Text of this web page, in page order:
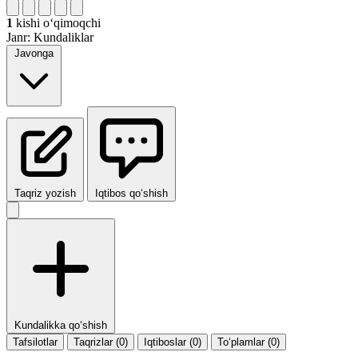
1 kishi oʻqimoqchi
Janr: Kundaliklar
Javonga
Taqriz yozish Iqtibos qo‘shish
Kundalikka qo‘shish
Tafsilotlar
Taqrizlar (0) Iqtiboslar (0) To‘plamlar (0)